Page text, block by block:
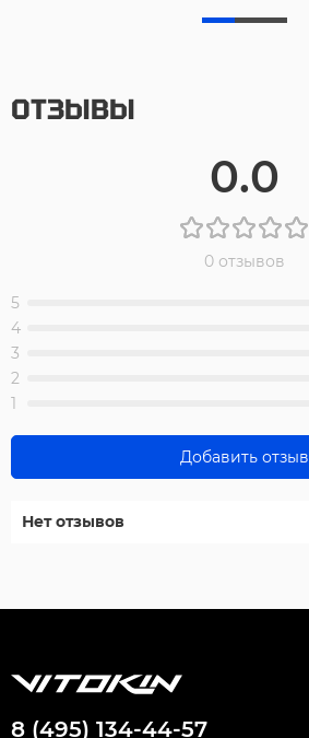
ОТЗЫВЫ
0.0
0 отзывов
5
4
3
2
1
Добавить отзыв
Нет отзывов
8 (495) 134-44-57